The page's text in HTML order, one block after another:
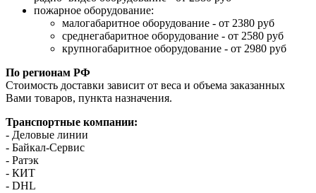
пожарное оборудование:
малогабаритное оборудование - от 2380 руб
среднегабаритное оборудование - от 2580 руб
крупногабаритное оборудование - от 2980 руб
По регионам РФ
Стоимость доставки зависит от веса и объема заказанных
Вами товаров, пункта назначения.
Транспортные компании:
- Деловые линии
- Байкал-Сервис
- Ратэк
- КИТ
- DHL